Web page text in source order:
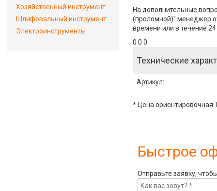
На дополнительные
(проломной)" менеджер
времени или в течение
0 0 0
Технические
Артикул:
* Цена ориентировочная.
Быстрое
Отправьте заявку,
Хозяйственный инструмент
Шлифовальный инструмент
Электроинструменты